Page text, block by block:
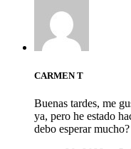
CARMEN T
Buenas tardes, me
ya, pero he estado
debo esperar mucho?